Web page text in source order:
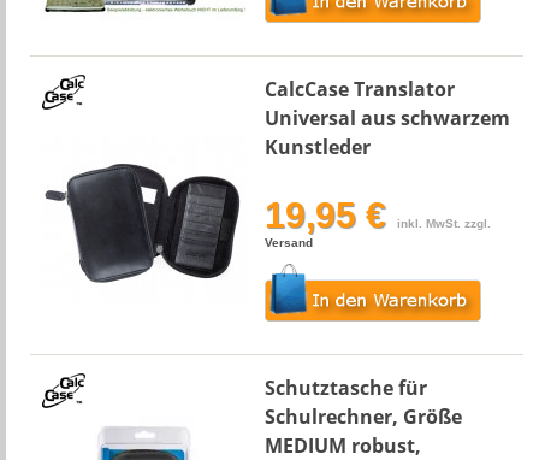
CalcCase Translator
Universal aus schwarzem
Kunstleder
19,95 €
inkl. MwSt. zzgl.
Versand
Schutztasche für
Schulrechner, Größe
MEDIUM robust,